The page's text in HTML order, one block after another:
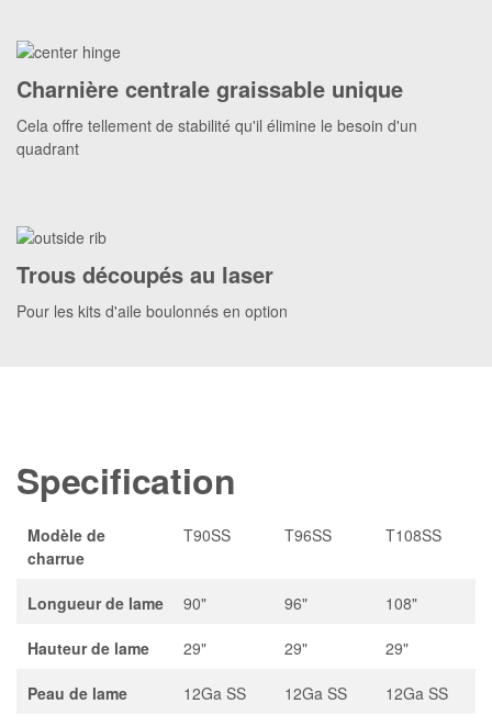
Charnière centrale graissable unique
Cela offre tellement de stabilité qu'il élimine le besoin d'un
quadrant
Trous découpés au laser
Pour les kits d'aile boulonnés en option
Specification
Modèle de
charrue
T90SS T96SS T108SS
Longueur de lame 90" 96" 108"
Hauteur de lame 29" 29" 29"
Peau de lame 12Ga SS 12Ga SS 12Ga SS